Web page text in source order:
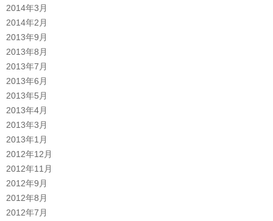
2014年3月
2014年2月
2013年9月
2013年8月
2013年7月
2013年6月
2013年5月
2013年4月
2013年3月
2013年1月
2012年12月
2012年11月
2012年9月
2012年8月
2012年7月